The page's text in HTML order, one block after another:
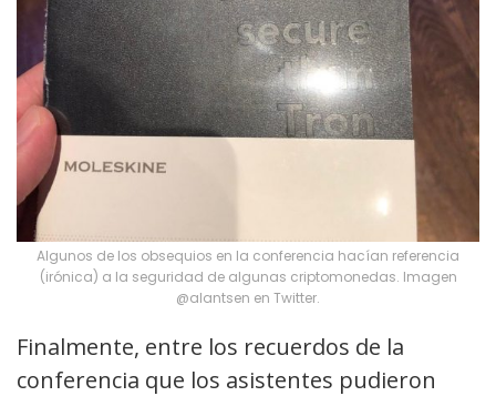
Algunos de los obsequios en la conferencia hacían referencia
(irónica) a la seguridad de algunas criptomonedas. Imagen
@alantsen en Twitter.
Finalmente, entre los recuerdos de la
conferencia que los asistentes pudieron